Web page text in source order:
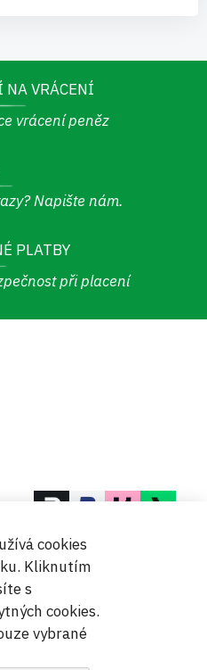
NA VRÁCENÍ
vrácení peněz
Napište nám.
PLATBY
při placení
s.r.o.
cookies
Kliknutím
s
cookies.
vybrané